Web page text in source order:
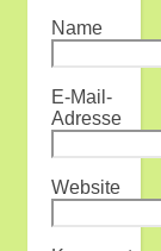
Name
E-Mail-
Adresse
Website